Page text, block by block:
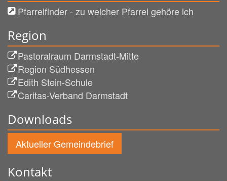
Pfarreifinder - zu welcher Pfarrei gehöre ich
Region
Pastoralraum Darmstadt-Mitte
Region Südhessen
Edith Stein-Schule
Caritas-Verband Darmstadt
Downloads
Aktueller Gemeindebrief
Kontakt